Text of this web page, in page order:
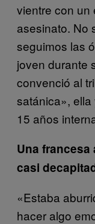
vientre con un
asesinato. No
seguimos las
joven durante
convenció al
satánica»,
15 años
Una
casi
«Estaba
hacer algo